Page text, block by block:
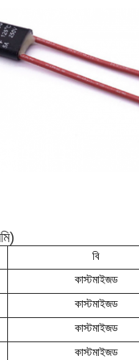
বি
কাস্টমাইজড
কাস্টমাইজড
কাস্টমাইজড
কাস্টমাইজড